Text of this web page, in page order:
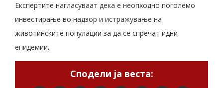
Експертите нагласуваат дека е неопходно поголемо
инвестирање во надзор и истражување на
животинските популации за да се спречат идни
епидемии.
Сподели ја веста: